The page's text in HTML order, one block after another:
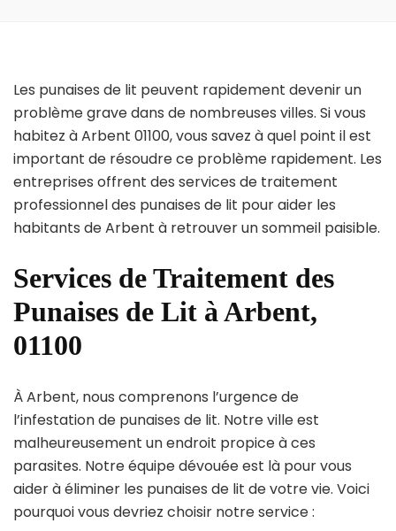
Les punaises de lit peuvent rapidement devenir un
problème grave dans de nombreuses villes. Si vous
habitez à Arbent 01100, vous savez à quel point il est
important de résoudre ce problème rapidement. Les
entreprises offrent des services de traitement
professionnel des punaises de lit pour aider les
habitants de Arbent à retrouver un sommeil paisible.
Services de Traitement des
Punaises de Lit à Arbent,
01100
À Arbent, nous comprenons l’urgence de
l’infestation de punaises de lit. Notre ville est
malheureusement un endroit propice à ces
parasites. Notre équipe dévouée est là pour vous
aider à éliminer les punaises de lit de votre vie. Voici
pourquoi vous devriez choisir notre service :